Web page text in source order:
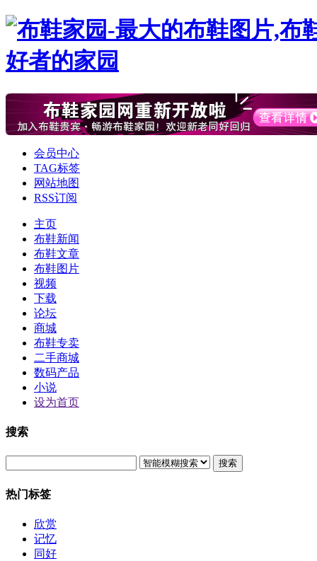
会员中心
TAG标签
网站地图
RSS订阅
主页
布鞋新闻
布鞋文章
布鞋图片
视频
下载
论坛
商城
布鞋专卖
二手商城
数码产品
小说
设为首页
搜索
搜索
热门标签
欣赏
记忆
同好